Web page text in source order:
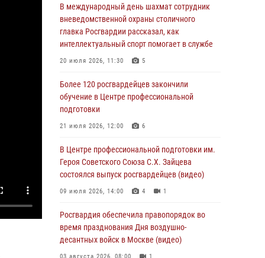
Столичные росгвардейцы задержали троих
мужчин, устроивших пьяный дебош в баре
(видео)
06 августа 2026, 11:20 1
безопасность на футбольном матче в Москве
обеспечила Росгвардия (видео)
06 августа 2026, 08:30
мужчину, устроившего дебош в букмекерской
конторе (Видео)
05 августа 2026, 12:39 1
безопасность проведения футбольного матча
Кубка России (Видео)
05 августа 2026, 12:35 1
В международный день шахмат сотрудник
вневедомственной охраны столичного
главка Росгвардии рассказал, как
интеллектуальный спорт помогает в службе
20 июля 2026, 11:30 5
Более 120 росгвардейцев закончили
обучение в Центре профессиональной
подготовки
21 июля 2026, 12:00 6
В Центре профессиональной подготовки им.
Героя Советского Союза С.Х. Зайцева
состоялся выпуск росгвардейцев (видео)
09 июля 2026, 14:00 4 1
Росгвардия обеспечила правопорядок во
время празднования Дня воздушно-
десантных войск в Москве (видео)